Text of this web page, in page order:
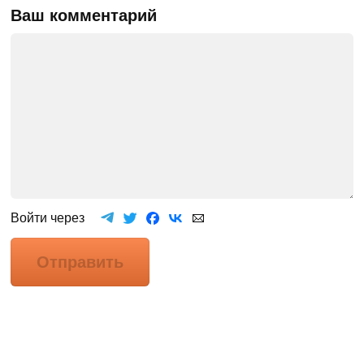
Ваш комментарий
Войти через
Отправить